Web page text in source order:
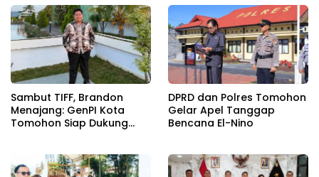
Sambut TIFF, Brandon
Menajang: ​GenPI Kota
Tomohon Siap Dukung
DPRD dan Polres Tomohon
Gelar Apel Tanggap
Bencana El-Nino